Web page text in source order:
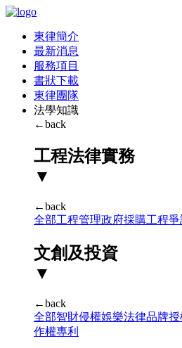
東律簡介
最新消息
服務項目
書狀下載
東律團隊
法學知識
←back
工程法律實務
▼
←back
全部工程管理政府採購工程
文創及投資
▼
←back
全部智財侵權娛樂法律品牌
作權專利